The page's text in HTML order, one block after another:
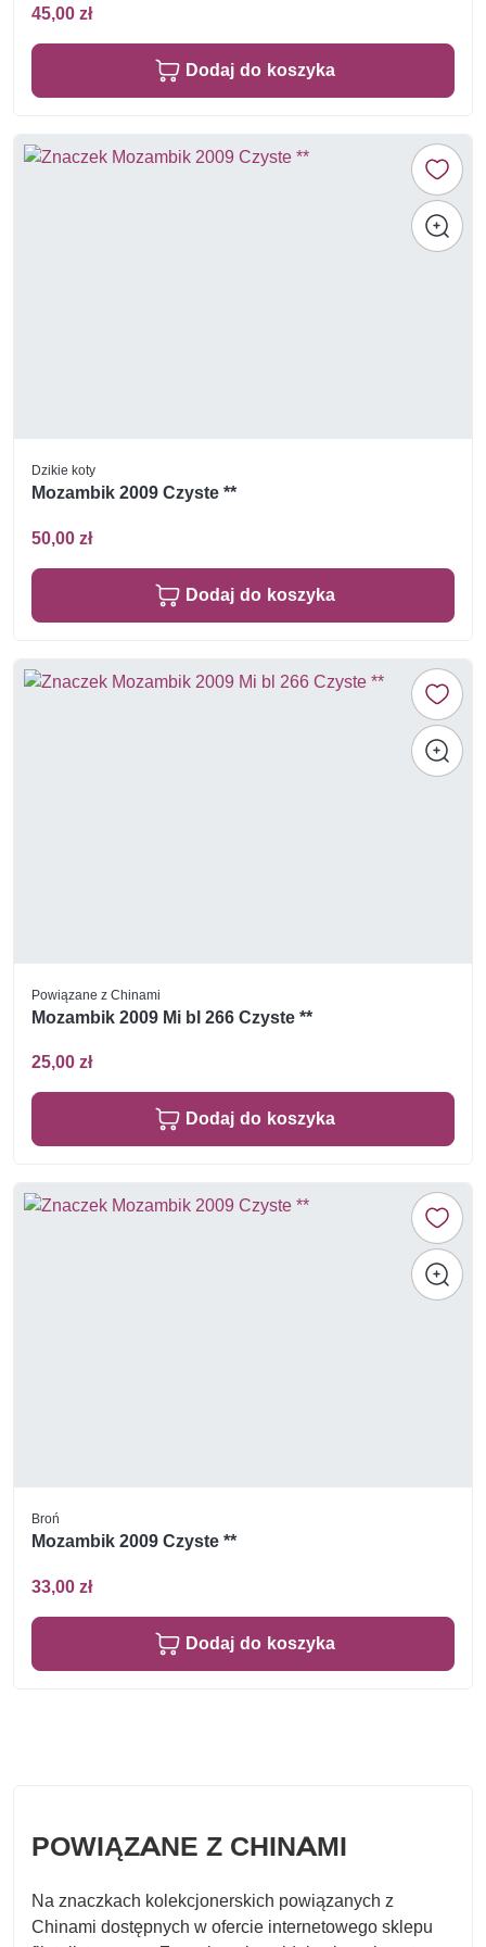
45,00 zł
Dodaj do koszyka
Dzikie koty
Mozambik 2009 Czyste **
50,00 zł
Dodaj do koszyka
Powiązane z Chinami
Mozambik 2009 Mi bl 266 Czyste **
25,00 zł
Dodaj do koszyka
Broń
Mozambik 2009 Czyste **
33,00 zł
Dodaj do koszyka
POWIĄZANE Z CHINAMI
Na znaczkach kolekcjonerskich powiązanych z
Chinami dostępnych w ofercie internetowego sklepu